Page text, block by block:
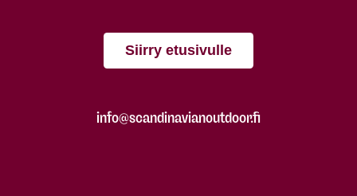
Siirry etusivulle
info@scandinavianoutdoor.fi